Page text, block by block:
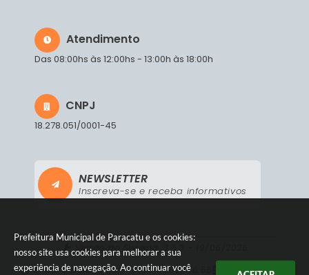
Prefeitura Municipal de Paracatu e os cookies:
nosso site usa cookies para melhorar a sua
experiência de navegação. Ao continuar você
Atendimento
Das 08:00hs às 12:00hs - 13:00h às 18:00h
CNPJ
18.278.051/0001-45
NEWSLETTER
Inscreva-se e receba informativos
Versão do Sistema:
Portal atualizado em:05/08/2026 16:56 Dados Abertos